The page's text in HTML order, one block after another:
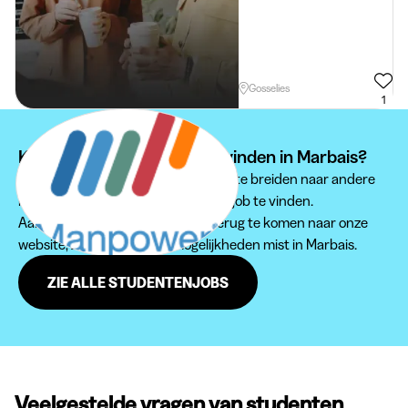
Gosselies
1
Kan je je studentenjob niet vinden in Marbais?
Wij raden je aan om je zoektocht uit te breiden naar andere
regio's om een passende studentenjob te vinden.
Aarzel zeker niet om regelmatig terug te komen naar onze
website, zodat je geen jobmogelijkheden mist in Marbais.
ZIE ALLE STUDENTENJOBS